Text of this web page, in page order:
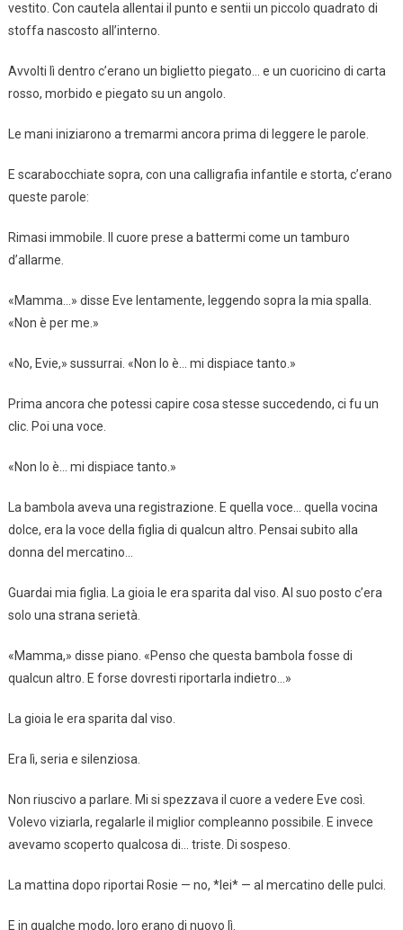
vestito. Con cautela allentai il punto e sentii un piccolo quadrato di
stoffa nascosto all’interno.
Avvolti lì dentro c’erano un biglietto piegato… e un cuoricino di carta
rosso, morbido e piegato su un angolo.
Le mani iniziarono a tremarmi ancora prima di leggere le parole.
E scarabocchiate sopra, con una calligrafia infantile e storta, c’erano
queste parole:
Rimasi immobile. Il cuore prese a battermi come un tamburo
d’allarme.
«Mamma…» disse Eve lentamente, leggendo sopra la mia spalla.
«Non è per me.»
«No, Evie,» sussurrai. «Non lo è… mi dispiace tanto.»
Prima ancora che potessi capire cosa stesse succedendo, ci fu un
clic. Poi una voce.
«Non lo è… mi dispiace tanto.»
La bambola aveva una registrazione. E quella voce… quella vocina
dolce, era la voce della figlia di qualcun altro. Pensai subito alla
donna del mercatino…
Guardai mia figlia. La gioia le era sparita dal viso. Al suo posto c’era
solo una strana serietà.
«Mamma,» disse piano. «Penso che questa bambola fosse di
qualcun altro. E forse dovresti riportarla indietro…»
La gioia le era sparita dal viso.
Era lì, seria e silenziosa.
Non riuscivo a parlare. Mi si spezzava il cuore a vedere Eve così.
Volevo viziarla, regalarle il miglior compleanno possibile. E invece
avevamo scoperto qualcosa di… triste. Di sospeso.
La mattina dopo riportai Rosie — no, *lei* — al mercatino delle pulci.
E in qualche modo, loro erano di nuovo lì.